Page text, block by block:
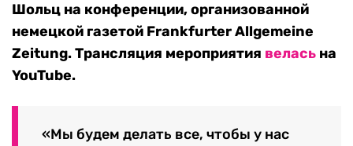
Шольц на конференции, организованной
немецкой газетой Frankfurter Allgemeine
Zeitung. Трансляция мероприятия велась на
YouTube.
«Мы будем делать все, чтобы у нас